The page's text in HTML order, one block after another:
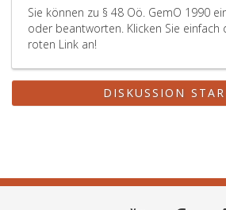
Sie können zu § 48 Oö. GemO 1990
oder beantworten. Klicken Sie einfach
roten Link an!
DISKUSSION